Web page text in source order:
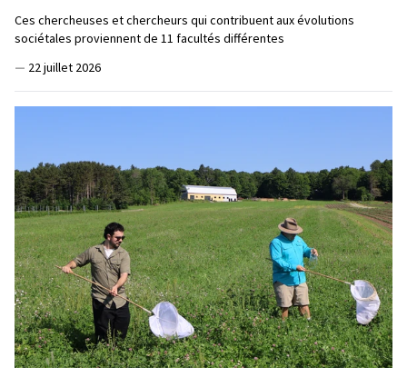
Ces chercheuses et chercheurs qui contribuent aux évolutions
sociétales proviennent de 11 facultés différentes
— 22 juillet 2026